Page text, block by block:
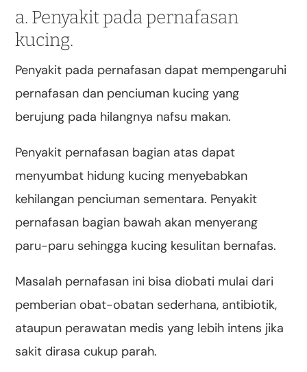
a. Penyakit pada pernafasan
kucing.
Penyakit pada pernafasan dapat mempengaruhi
pernafasan dan penciuman kucing yang
berujung pada hilangnya nafsu makan.
Penyakit pernafasan bagian atas dapat
menyumbat hidung kucing menyebabkan
kehilangan penciuman sementara. Penyakit
pernafasan bagian bawah akan menyerang
paru-paru sehingga kucing kesulitan bernafas.
Masalah pernafasan ini bisa diobati mulai dari
pemberian obat-obatan sederhana, antibiotik,
ataupun perawatan medis yang lebih intens jika
sakit dirasa cukup parah.